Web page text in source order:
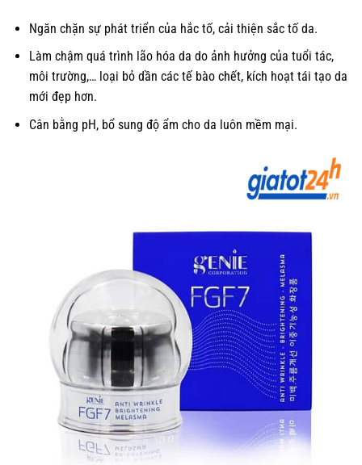
Ngăn chặn sự phát triển của hắc tố, cải thiện sắc tố da.
Làm chậm quá trình lão hóa da do ảnh hưởng của tuổi tác,
môi trường,… loại bỏ dần các tế bào chết, kích hoạt tái tạo da
mới đẹp hơn.
Cân bằng pH, bổ sung độ ẩm cho da luôn mềm mại.